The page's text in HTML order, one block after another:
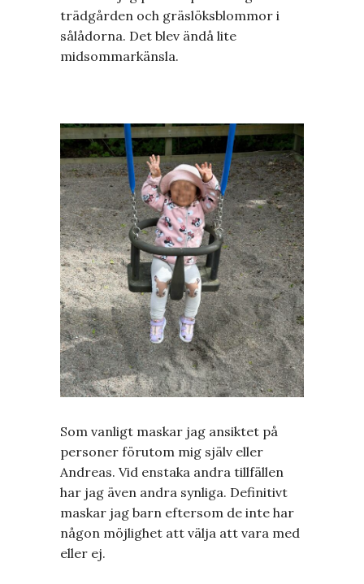
trädgården och gräslöksblommor i
sålådorna. Det blev ändå lite
midsommarkänsla.
Som vanligt maskar jag ansiktet på
personer förutom mig själv eller
Andreas. Vid enstaka andra tillfällen
har jag även andra synliga. Definitivt
maskar jag barn eftersom de inte har
någon möjlighet att välja att vara med
eller ej.